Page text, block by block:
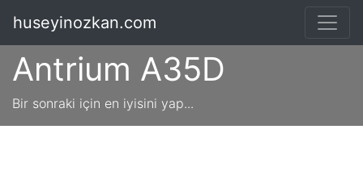
Antrium A35D
Bir sonraki için en iyisini yap...
huseyinozkan.com